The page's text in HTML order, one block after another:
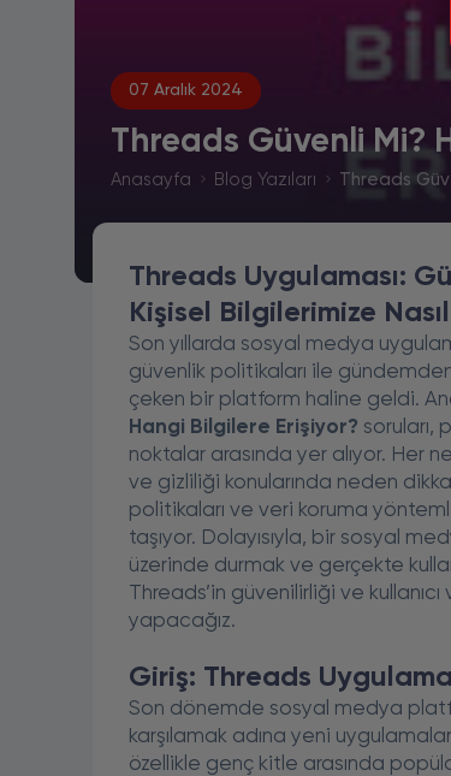
07 Aralık 2024
Threads Güvenli Mi?
Anasayfa Blog Yazıları Threads
Threads Uygulaması:
Kişisel Bilgilerimize
Son yıllarda sosyal medya
güvenlik politikaları ile
çeken bir platform haline geldi.
Hangi Bilgilere Erişiyor? soruları,
noktalar arasında yer alıyor. Her
ve gizliliği konularında neden
politikaları ve veri koruma
taşıyor. Dolayısıyla, bir sosyal
üzerinde durmak ve gerçekte
Threads’in güvenilirliği ve
yapacağız.
Giriş: Threads
Son dönemde sosyal medya
karşılamak adına yeni
özellikle genç kitle arasında